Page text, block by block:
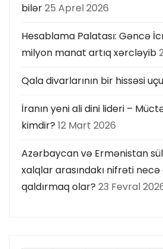
bilər25 Aprel 2026
Hesablama Palatası: Gəncə
milyon manat artıq xərcləyib
Qala divarlarının bir hissəsi
İranın yeni ali dini lideri –
kimdir? 12 Mart 2026
Azərbaycan və Ermənistan
xalqlar arasındakı nifrəti
qaldırmaq olar? 23 Fevral